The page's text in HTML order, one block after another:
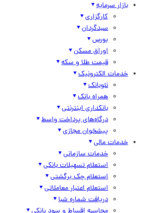
بازار سرمایه
کارگزاری
سبدگردان
بورس
اوراق مسکن
قیمت طلا و سکه
خدمات الکترونیک
نئوبانک
همراه بانک
بانکداری اینترنتی
درگاه‌های پرداخت واسط
پیشخوان مجازی
خدمات مالی
خدمات سازمانی
استعلام تسهیلات بانکی
استعلام چک برگشتی
استعلام اعتبار معاملاتی
دریافت شماره شبا